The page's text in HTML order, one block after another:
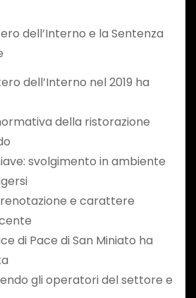
dell’Interno e la Sentenza
dell’Interno nel 2019 ha
della ristorazione
svolgimento in ambiente
e carattere
di Pace di San Miniato ha
gli operatori del settore e